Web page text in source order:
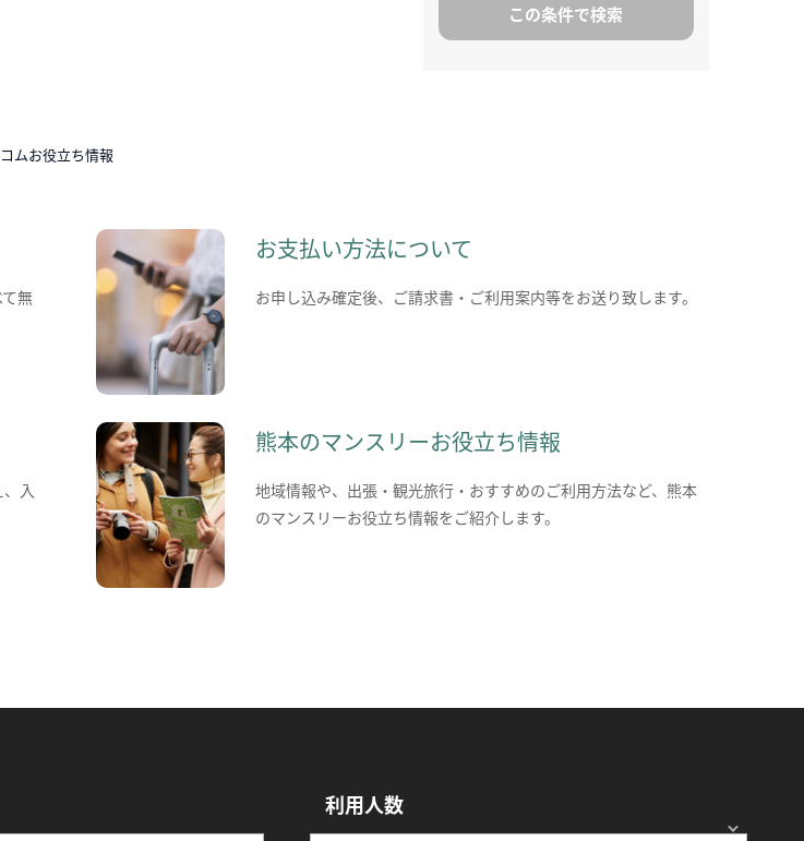
ムお役立ち情報
無
お支払い方法について
お申し込み確定後、ご請求書・ご利用案内等をお送り致します。
入
熊本のマンスリーお役立ち情報
地域情報や、出張・観光旅行・おすすめのご利用方法など、熊本
のマンスリーお役立ち情報をご紹介します。
利用人数